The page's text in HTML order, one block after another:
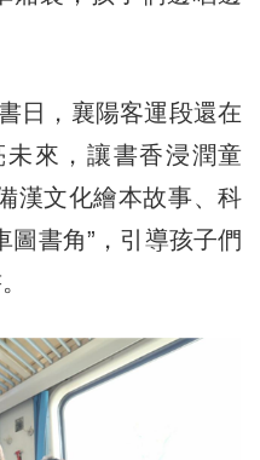
，襄陽客運段還在
來，讓書香浸潤童
漢文化繪本故事、科
圖書角”，引導孩子們